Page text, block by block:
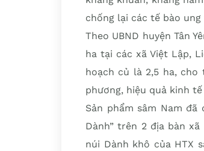
chống lại các tế bào
Theo UBND huyện Tân
ha tại các xã Việt Lập,
hoạch củ là 2,5 ha, cho
phương, hiệu quả kinh
Sản phẩm sâm Nam
Dành” trên 2 địa bàn
núi Dành khô của HTX